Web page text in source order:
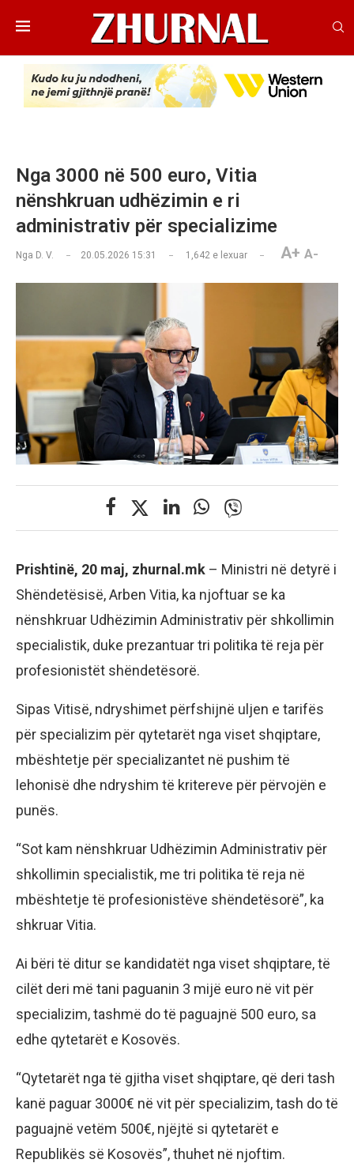
Nga 3000 në 500 euro, Vitia
nënshkruan udhëzimin e ri
administrativ për specializime
Nga D. V. 20.05.2026 15:31 1,642 e lexuar A+ A-
Prishtinë, 20 maj, zhurnal.mk – Ministri në detyrë i
Shëndetësisë, Arben Vitia, ka njoftuar se ka
nënshkruar Udhëzimin Administrativ për shkollimin
specialistik, duke prezantuar tri politika të reja për
profesionistët shëndetësorë.
Sipas Vitisë, ndryshimet përfshijnë uljen e tarifës
për specializim për qytetarët nga viset shqiptare,
mbështetje për specializantet në pushim të
lehonisë dhe ndryshim të kritereve për përvojën e
punës.
“Sot kam nënshkruar Udhëzimin Administrativ për
shkollimin specialistik, me tri politika të reja në
mbështetje të profesionistëve shëndetësorë”, ka
shkruar Vitia.
Ai bëri të ditur se kandidatët nga viset shqiptare, të
cilët deri më tani paguanin 3 mijë euro në vit për
specializim, tashmë do të paguajnë 500 euro, sa
edhe qytetarët e Kosovës.
“Qytetarët nga të gjitha viset shqiptare, që deri tash
kanë paguar 3000€ në vit për specializim, tash do të
paguajnë vetëm 500€, njëjtë si qytetarët e
Republikës së Kosovës”, thuhet në njoftim.